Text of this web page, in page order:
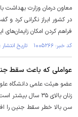
معاون درمان وزارت بهداشت
در کشور ابراز نگرانی کرد
فراهم کردن امکان
کد خبر: ۱۰۰۵۲۶۶ تاریخ انتشار : ۱۴۰۴/۰۵/۱۱
عواملی که باعث سقط
عضو هیئت علمی دانشگاه
زنان بالای ۳۵
سن بالا خطر سقط جنین را